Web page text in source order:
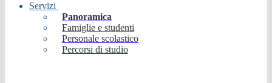
Servizi
Panoramica
Famiglie e studenti
Personale scolastico
Percorsi di studio